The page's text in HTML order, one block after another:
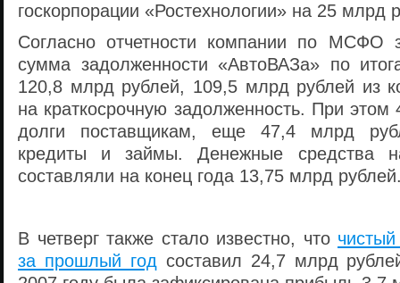
госкорпорации «Ростехнологии» на 25 млрд
Согласно отчетности компании по МСФО
сумма задолженности «АвтоВАЗа» по
120,8 млрд рублей, 109,5 млрд рублей из
на краткосрочную задолженность. При
долги поставщикам, еще 47,4 млрд
кредиты и займы. Денежные средства
составляли на конец года 13,75 млрд
В четверг также стало известно, что
за прошлый год составил 24,7 млрд